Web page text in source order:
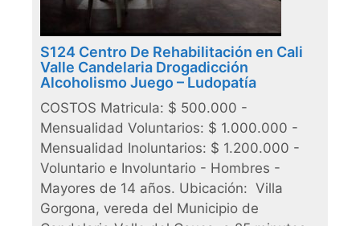
S124 Centro De Rehabilitación en Cali
Valle Candelaria Drogadicción
Alcoholismo Juego – Ludopatía
COSTOS Matricula: $ 500.000 -
Mensualidad Voluntarios: $ 1.000.000 -
Mensualidad Inoluntarios: $ 1.200.000 -
Voluntario e Involuntario - Hombres -
Mayores de 14 años. Ubicación: Villa
Gorgona, vereda del Municipio de